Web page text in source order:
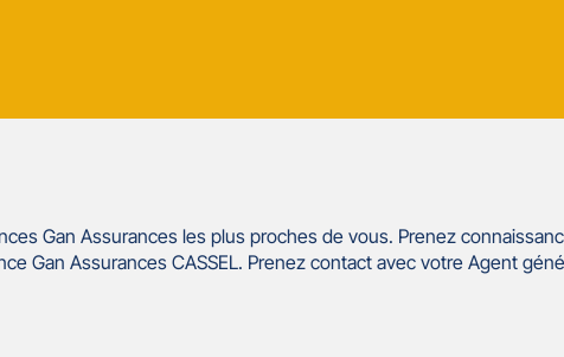
Gan Assurances les plus proches de vous. Prenez
Gan Assurances CASSEL. Prenez contact avec votre Agent